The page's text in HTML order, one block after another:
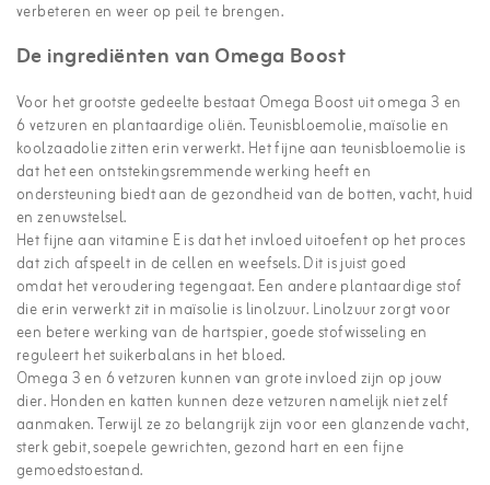
verbeteren en weer op peil te brengen.
De ingrediënten van Omega Boost
Voor het grootste gedeelte bestaat Omega Boost uit omega 3 en
6 vetzuren en plantaardige oliën. Teunisbloemolie, maïsolie en
koolzaadolie zitten erin verwerkt. Het fijne aan teunisbloemolie is
dat het een ontstekingsremmende werking heeft en
ondersteuning biedt aan de gezondheid van de botten, vacht, huid
en zenuwstelsel.
Het fijne aan vitamine E is dat het invloed uitoefent op het proces
dat zich afspeelt in de cellen en weefsels. Dit is juist goed
omdat het veroudering tegengaat. Een andere plantaardige stof
die erin verwerkt zit in maïsolie is linolzuur. Linolzuur zorgt voor
een betere werking van de hartspier, goede stofwisseling en
reguleert het suikerbalans in het bloed.
Omega 3 en 6 vetzuren kunnen van grote invloed zijn op jouw
dier. Honden en katten kunnen deze vetzuren namelijk niet zelf
aanmaken. Terwijl ze zo belangrijk zijn voor een glanzende vacht,
sterk gebit, soepele gewrichten, gezond hart en een fijne
gemoedstoestand.